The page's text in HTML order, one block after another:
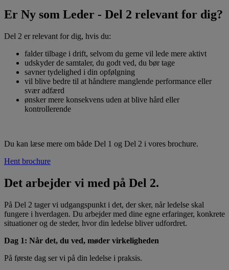
Er Ny som Leder - Del 2 relevant for dig?
Del 2 er relevant for dig, hvis du:
falder tilbage i drift, selvom du gerne vil lede mere aktivt
udskyder de samtaler, du godt ved, du bør tage
savner tydelighed i din opfølgning
vil blive bedre til at håndtere manglende performance eller
svær adfærd
ønsker mere konsekvens uden at blive hård eller
kontrollerende
Du kan læse mere om både Del 1 og Del 2 i vores brochure.
Hent brochure
Det arbejder vi med på Del 2.
På Del 2 tager vi udgangspunkt i det, der sker, når ledelse skal
fungere i hverdagen. Du arbejder med dine egne erfaringer, konkrete
situationer og de steder, hvor din ledelse bliver udfordret.
Dag 1: Når det, du ved, møder virkeligheden
På første dag ser vi på din ledelse i praksis.